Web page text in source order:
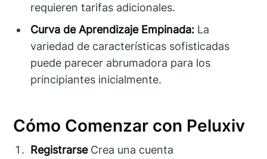
requieren tarifas adicionales.
Curva de Aprendizaje Empinada: La
variedad de características sofisticadas
puede parecer abrumadora para los
principiantes inicialmente.
Cómo Comenzar con Peluxiv
RegistrarseCrea una cuenta